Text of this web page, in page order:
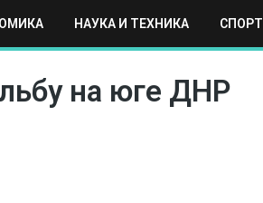
НАУКА И ТЕХНИКА СПОРТ
РЕГИОНЫ МИР
на юге ДНР